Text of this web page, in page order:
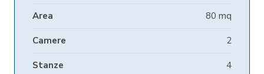
Area 80 mq
Camere 2
Stanze 4